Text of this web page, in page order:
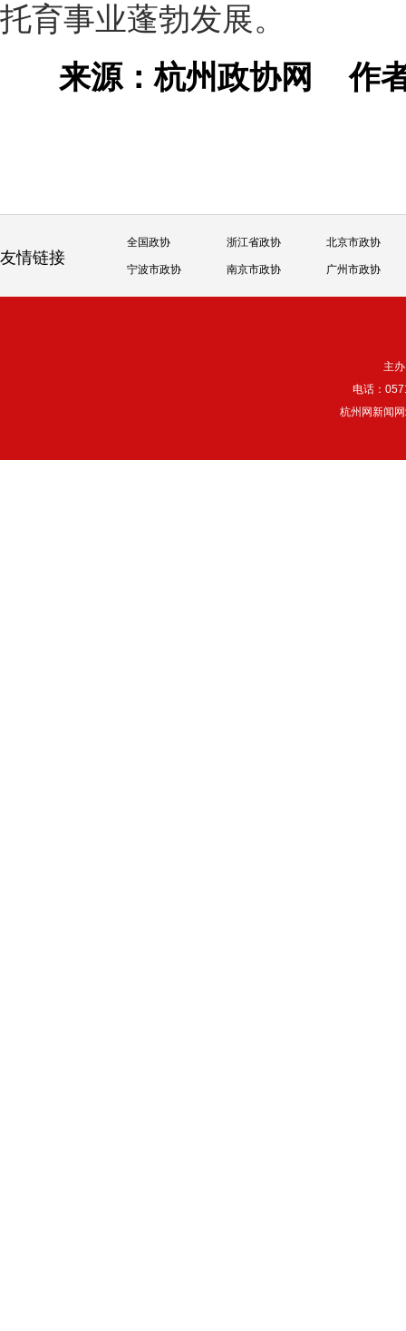
托育事业蓬勃发展。
来源：杭州政协网作
友情链接
全国政协 浙江省政协 北京市政协
宁波市政协 南京市政协 广州市政协
主
电话：
杭州网新闻